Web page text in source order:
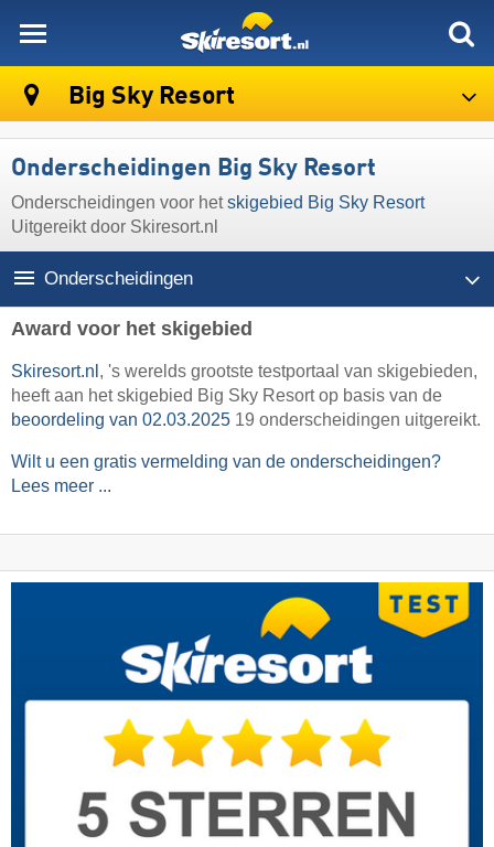
Big Sky Resort
Onderscheidingen Big Sky Resort
Onderscheidingen voor hetskigebied Big Sky Resort
Uitgereikt door Skiresort.nl
Onderscheidingen
Award voor het skigebied
Skiresort.nl , 's werelds grootste testportaal van skigebieden,
heeft aan het skigebied Big Sky Resort op basis van de
beoordeling van 02.03.2025 19 onderscheidingen uitgereikt.
Wilt u een gratis vermelding van de onderscheidingen?
Lees meer ...